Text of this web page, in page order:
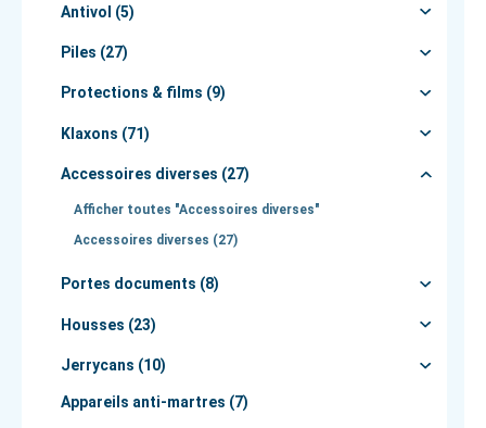
Antivol (5)
Piles (27)
Protections & films (9)
Klaxons (71)
Accessoires diverses (27)
Afficher toutes "Accessoires diverses"
Accessoires diverses (27)
Portes documents (8)
Housses (23)
Jerrycans (10)
Appareils anti-martres (7)